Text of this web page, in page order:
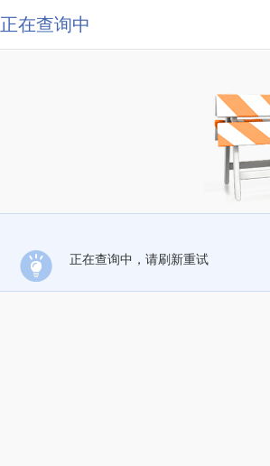
正在查询中
正在查询中，请刷新重试